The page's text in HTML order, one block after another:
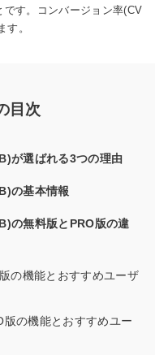
す。コンバージョン率(CV
す。
目次
選ばれる3つの理由
の基本情報
無料版とPRO版の違
の機能とおすすめユーザ
の機能とおすすめユー